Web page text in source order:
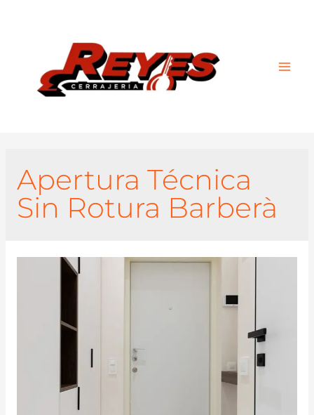
Apertura Técnica
Sin Rotura Barberà